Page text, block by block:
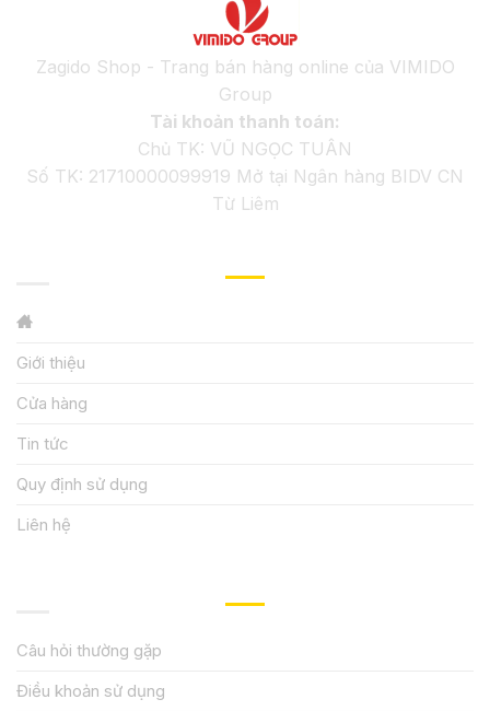
Zagido Shop - Trang bán hàng online của VIMIDO
Group
Tài khoản thanh toán:
Chủ TK: VŨ NGỌC TUÂN
Số TK: 21710000099919 Mở tại Ngân hàng BIDV CN
Từ Liêm
Giới thiệu
Cửa hàng
Tin tức
Quy định sử dụng
Liên hệ
Câu hỏi thường gặp
Điều khoản sử dụng